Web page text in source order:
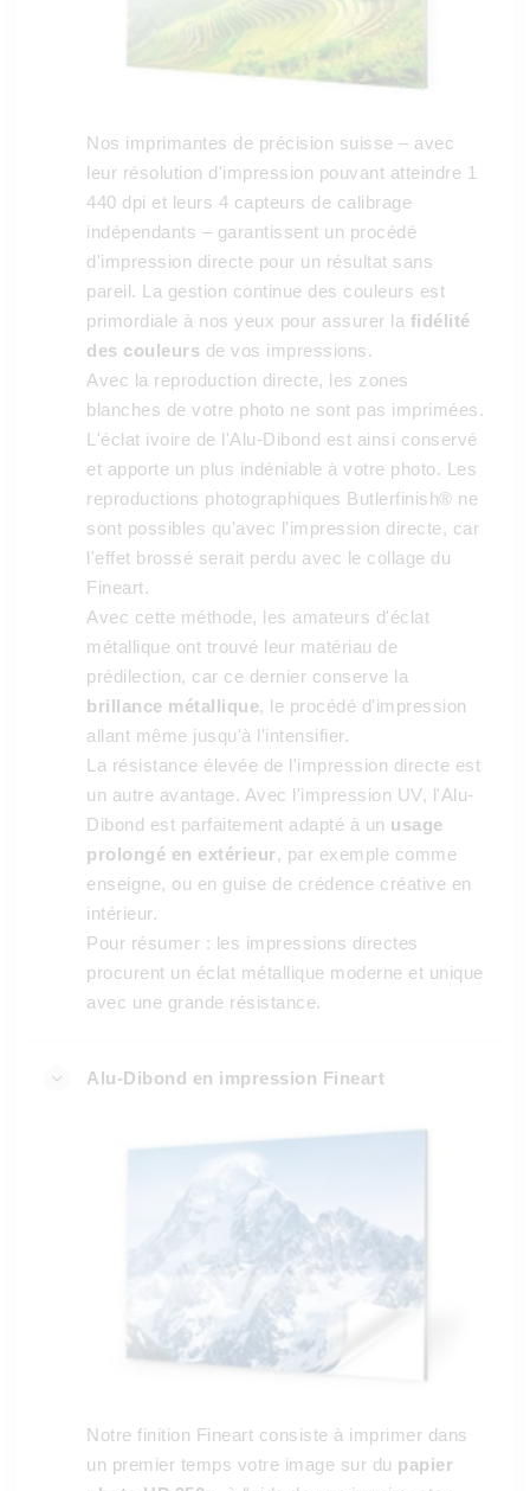
Nos imprimantes de précision suisse – avec
leur résolution d'impression pouvant atteindre 1
440 dpi et leurs 4 capteurs de calibrage
indépendants – garantissent un procédé
d'impression directe pour un résultat sans
pareil. La gestion continue des couleurs est
primordiale à nos yeux pour assurer la fidélité
des couleurs de vos impressions.
Avec la reproduction directe, les zones
blanches de votre photo ne sont pas imprimées.
L'éclat ivoire de l'Alu-Dibond est ainsi conservé
et apporte un plus indéniable à votre photo. Les
reproductions photographiques Butlerfinish® ne
sont possibles qu'avec l'impression directe, car
l'effet brossé serait perdu avec le collage du
Fineart.
Avec cette méthode, les amateurs d'éclat
métallique ont trouvé leur matériau de
prédilection, car ce dernier conserve la
brillance métallique, le procédé d'impression
allant même jusqu'à l'intensifier.
La résistance élevée de l'impression directe est
un autre avantage. Avec l'impression UV, l'Alu-
Dibond est parfaitement adapté à un usage
prolongé en extérieur, par exemple comme
enseigne, ou en guise de crédence créative en
intérieur.
Pour résumer : les impressions directes
procurent un éclat métallique moderne et unique
avec une grande résistance.
Alu-Dibond en impression Fineart
Notre finition Fineart consiste à imprimer dans
un premier temps votre image sur du papier